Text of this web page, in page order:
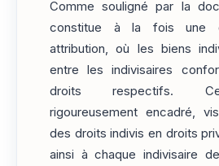
Comme souligné par la
constitue à la fois une
attribution, où les biens
entre les indivisaires
droits respectifs.
rigoureusement encadré,
des droits indivis en droits
ainsi à chaque indivisaire